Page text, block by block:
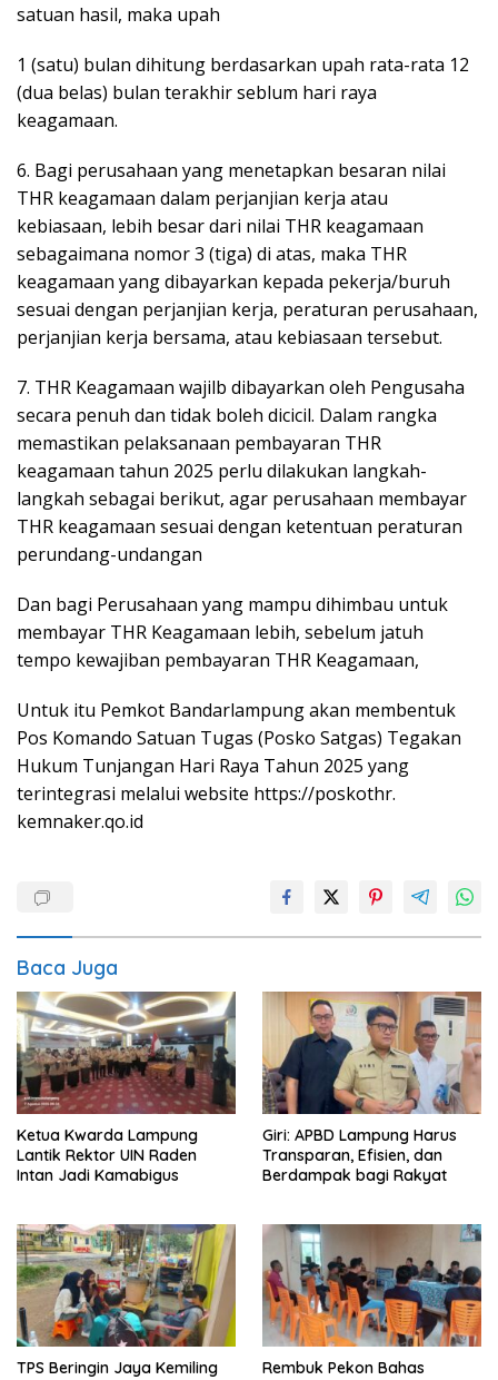
satuan hasil, maka upah
1 (satu) bulan dihitung berdasarkan upah rata-rata 12
(dua belas) bulan terakhir seblum hari raya
keagamaan.
6. Bagi perusahaan yang menetapkan besaran nilai
THR keagamaan dalam perjanjian kerja atau
kebiasaan, lebih besar dari nilai THR keagamaan
sebagaimana nomor 3 (tiga) di atas, maka THR
keagamaan yang dibayarkan kepada pekerja/buruh
sesuai dengan perjanjian kerja, peraturan perusahaan,
perjanjian kerja bersama, atau kebiasaan tersebut.
7. THR Keagamaan wajilb dibayarkan oleh Pengusaha
secara penuh dan tidak boleh dicicil. Dalam rangka
memastikan pelaksanaan pembayaran THR
keagamaan tahun 2025 perlu dilakukan langkah-
langkah sebagai berikut, agar perusahaan membayar
THR keagamaan sesuai dengan ketentuan peraturan
perundang-undangan
Dan bagi Perusahaan yang mampu dihimbau untuk
membayar THR Keagamaan lebih, sebelum jatuh
tempo kewajiban pembayaran THR Keagamaan,
Untuk itu Pemkot Bandarlampung akan membentuk
Pos Komando Satuan Tugas (Posko Satgas) Tegakan
Hukum Tunjangan Hari Raya Tahun 2025 yang
terintegrasi melalui website https://poskothr.
kemnaker.qo.id
Baca Juga
Ketua Kwarda Lampung
Lantik Rektor UIN Raden
Intan Jadi Kamabigus
Giri: APBD Lampung Harus
Transparan, Efisien, dan
Berdampak bagi Rakyat
TPS Beringin Jaya Kemiling
Rembuk Pekon Bahas